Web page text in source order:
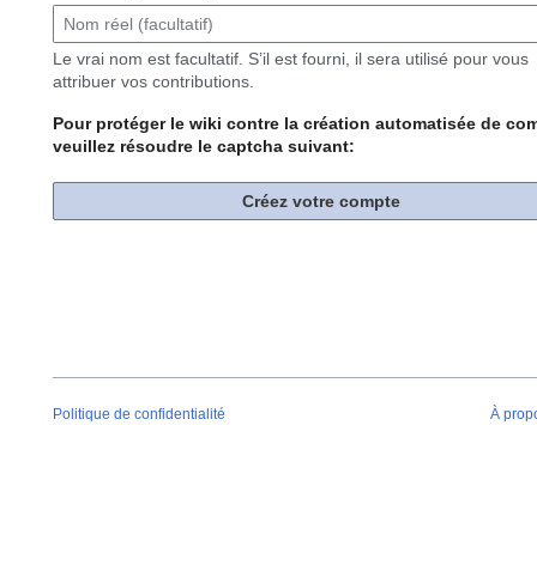
Le vrai nom est facultatif. S’il est fourni, il sera utilisé pour vous
attribuer vos contributions.
Pour protéger le wiki contre la création automatisée de
veuillez résoudre le captcha suivant:
Créez votre compte
Politique de confidentialité À